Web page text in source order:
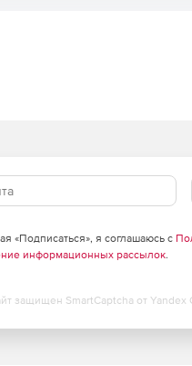
поддержка всех решений
времени и архивной
еженедельных,
«Подписаться», я соглашаюсь с
информационных рассылок.
защищен SmartCaptcha от Yandex